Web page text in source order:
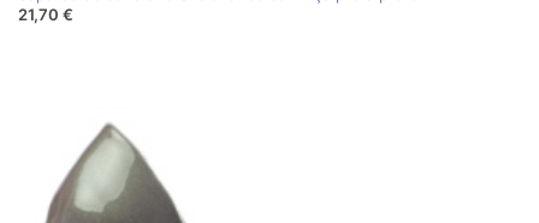
21,70 €